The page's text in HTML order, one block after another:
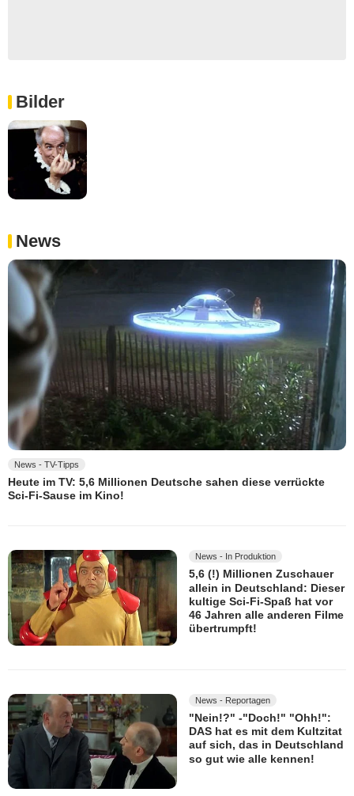
Bilder
News
News - TV-Tipps
Heute im TV: 5,6 Millionen Deutsche sahen diese verrückte
Sci-Fi-Sause im Kino!
News - In Produktion
5,6 (!) Millionen Zuschauer
allein in Deutschland: Dieser
kultige Sci-Fi-Spaß hat vor
46 Jahren alle anderen Filme
übertrumpft!
News - Reportagen
"Nein!?" -"Doch!" "Ohh!":
DAS hat es mit dem Kultzitat
auf sich, das in Deutschland
so gut wie alle kennen!